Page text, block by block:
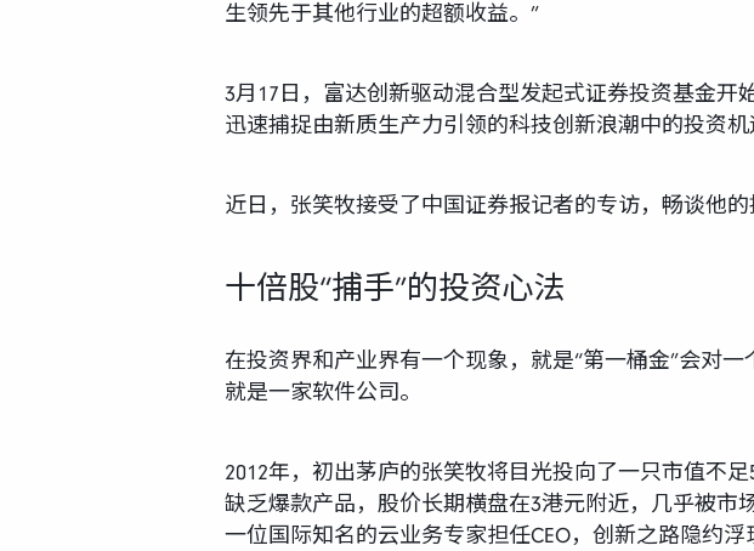
生领先于其他行业的超额收益。”
3月17日，富达创新驱动混合型发起式证券投资基金
迅速捕捉由新质生产力引领的科技创新浪潮中的投资
近日，张笑牧接受了中国证券报记者的专访，畅谈他
十倍股“捕手”的投资心法
在投资界和产业界有一个现象，就是“第一桶金”会对
就是一家软件公司。
2012年，初出茅庐的张笑牧将目光投向了一只市值不
缺乏爆款产品，股价长期横盘在3港元附近，几乎被
一位国际知名的云业务专家担任CEO，创新之路隐约